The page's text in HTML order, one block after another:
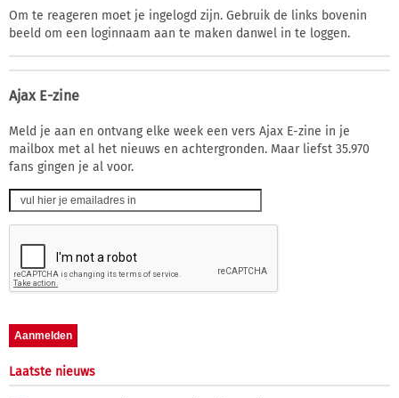
Om te reageren moet je ingelogd zijn. Gebruik de links bovenin
beeld om een loginnaam aan te maken danwel in te loggen.
Ajax E-zine
Meld je aan en ontvang elke week een vers Ajax E-zine in je
mailbox met al het nieuws en achtergronden. Maar liefst 35.970
fans gingen je al voor.
Laatste nieuws